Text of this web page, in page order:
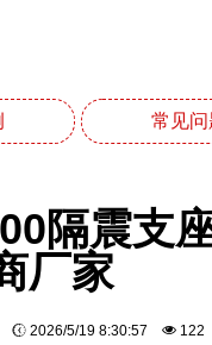
常见问
隔震支
厂家
2026/5/19 8:30:57 122